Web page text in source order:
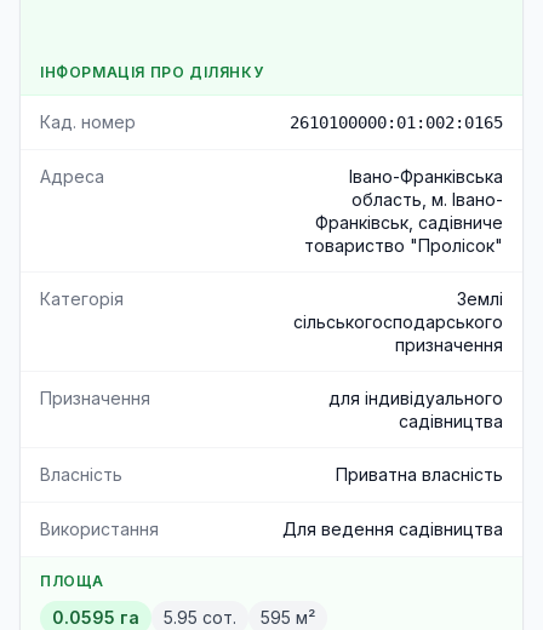
ІНФОРМАЦІЯ ПРО ДІЛЯНКУ
Кад. номер 2610100000:01:002:0165
Адреса
Івано-Франківська
область, м. Івано-
Франківськ, садівниче
товариство "Пролісок"
Категорія
Землі
сільськогосподарського
призначення
Призначення
для індивідуального
садівництва
Власність Приватна власність
Використання Для ведення садівництва
ПЛОЩА
0.0595 га 5.95 сот. 595 м²